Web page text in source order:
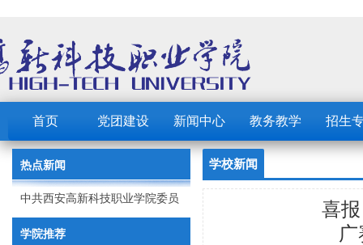
首页 党团建设 新闻中心 教务教学 招生
热点新闻
中共西安高新科技职业学院委员
会 2023年党建工作要点
学院推荐
学校新闻
喜